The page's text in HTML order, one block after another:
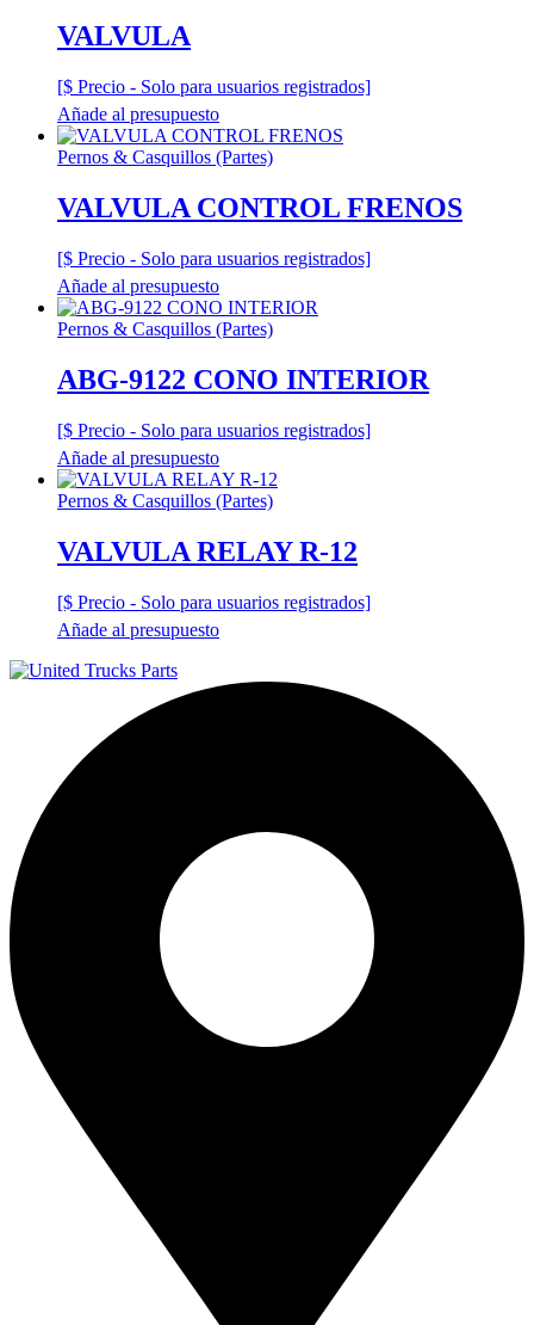
VALVULA
[$ Precio - Solo para usuarios registrados]
Añade al presupuesto
Pernos & Casquillos (Partes)
VALVULA CONTROL FRENOS
[$ Precio - Solo para usuarios registrados]
Añade al presupuesto
Pernos & Casquillos (Partes)
ABG-9122 CONO INTERIOR
[$ Precio - Solo para usuarios registrados]
Añade al presupuesto
Pernos & Casquillos (Partes)
VALVULA RELAY R-12
[$ Precio - Solo para usuarios registrados]
Añade al presupuesto